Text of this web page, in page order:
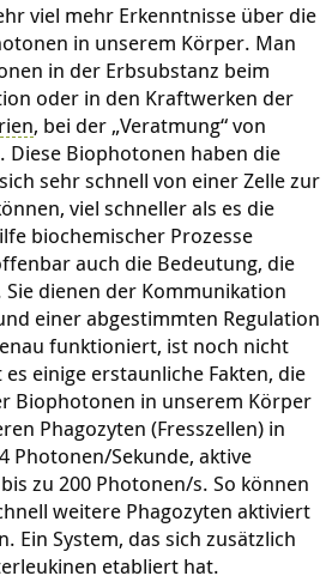
viel mehr Erkenntnisse über die
in unserem Körper. Man
in der Erbsubstanz beim
oder in den Kraftwerken der
, bei der „Veratmung“ von
Biophotonen haben die
sehr schnell von einer Zelle zur
viel schneller als es die
biochemischer Prozesse
auch die Bedeutung, die
Sie dienen der Kommunikation
einer abgestimmten Regulation
funktioniert, ist noch nicht
einige erstaunliche Fakten, die
Biophotonen in unserem Körper
Phagozyten (Fresszellen) in
Photonen/Sekunde, aktive
zu 200 Photonen/s. So können
weitere Phagozyten aktiviert
Ein System, das sich zusätzlich
etabliert hat.